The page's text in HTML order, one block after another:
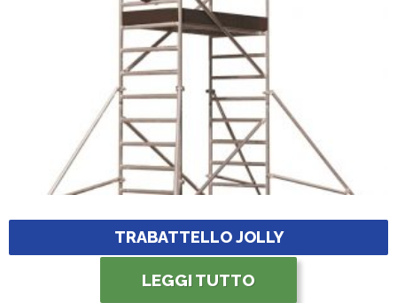
TRABATTELLO JOLLY
LEGGI TUTTO